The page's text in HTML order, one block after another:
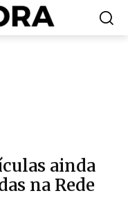
ainda
na Rede